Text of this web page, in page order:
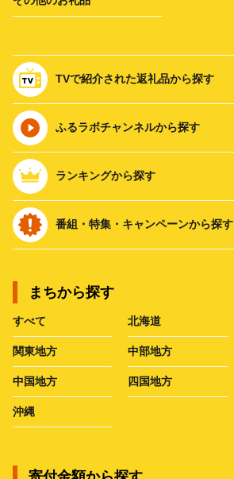
TVで紹介された返礼品から探す
ふるラボチャンネルから探す
ランキングから探す
番組・特集・キャンペーンから探す
まちから探す
すべて 北海道
関東地方 中部地方
中国地方 四国地方
沖縄